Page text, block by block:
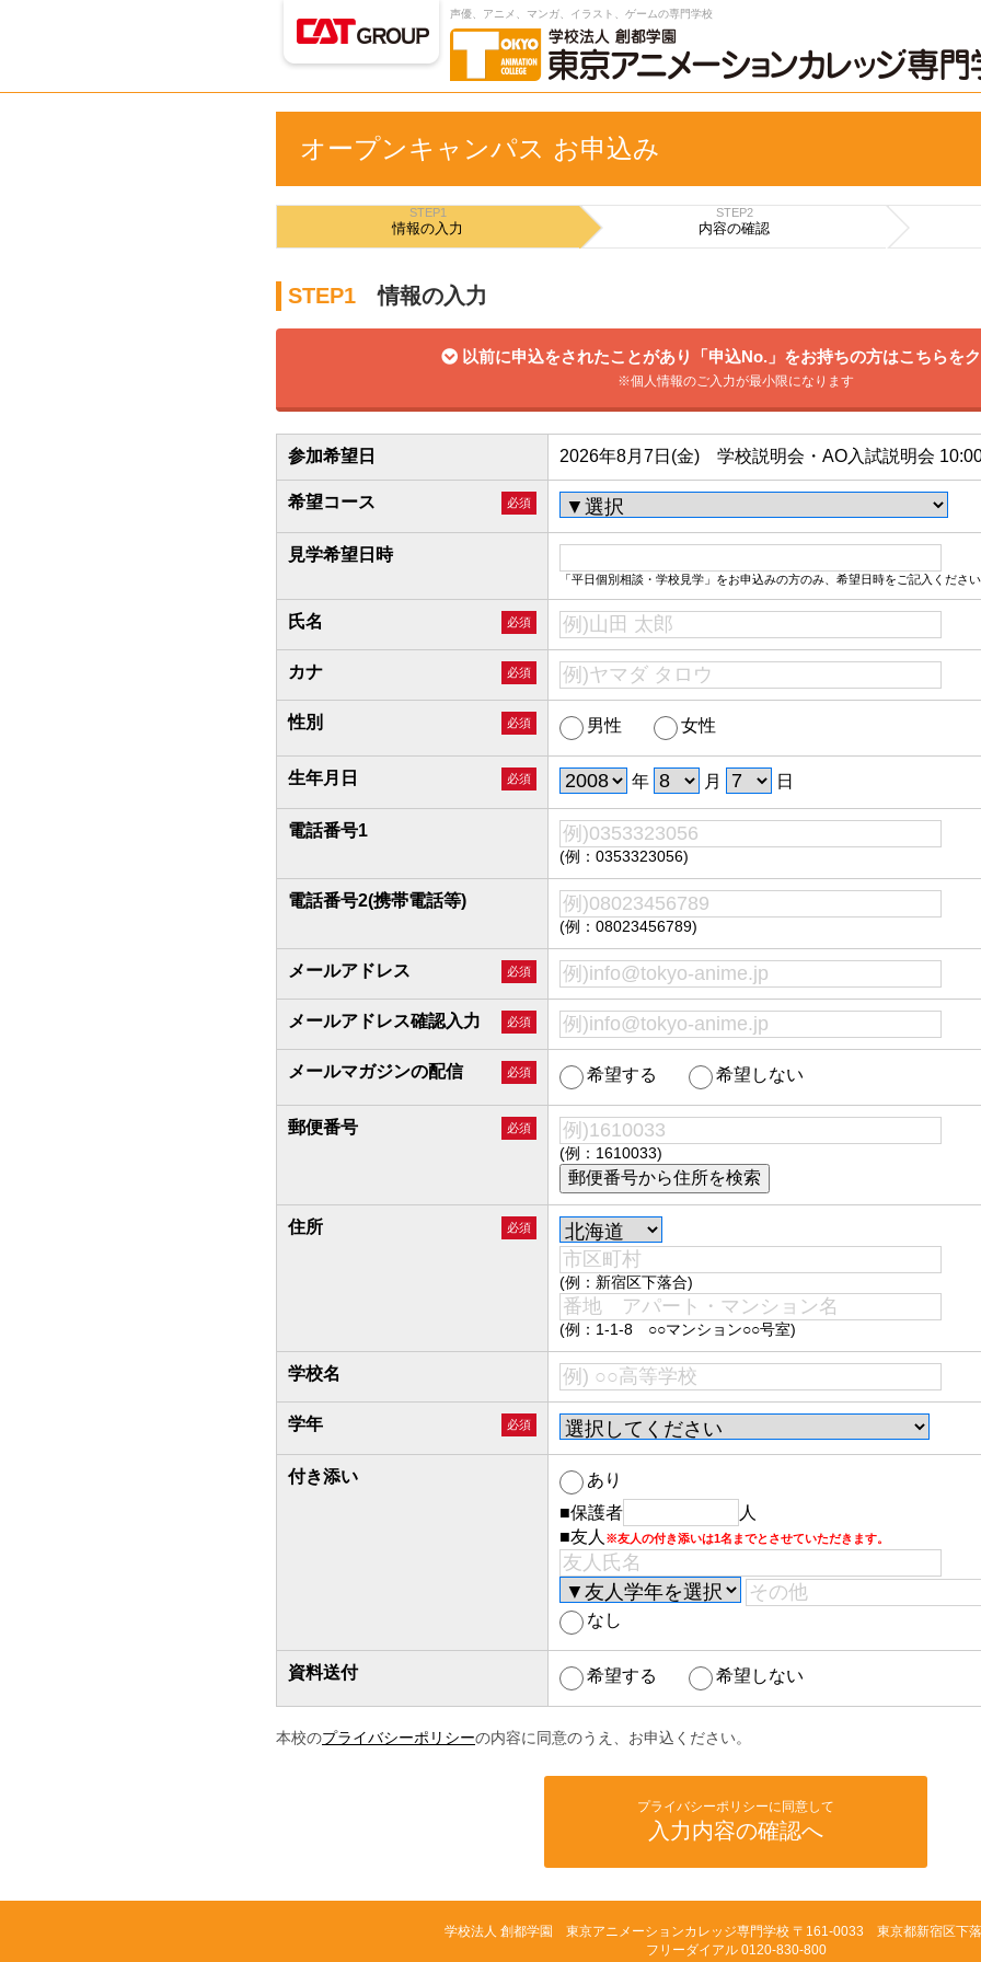
声優、アニメ、マンガ、イラスト、ゲームの専門学校
オープンキャンパス お申込み
STEP1
情報の 入力
STEP2
内容の確認
STEP1 情報の入力
以前に申込をされたことがあり「申込No.」をお持ちの方はこちらを
※個人情報のご入力が最小限になります
参加希望日 2026年8月7日(金) 学校説明会・AO入試説明会
希望コース 必須
見学希望日時
「平日個別相談・学校見学」をお申込みの方のみ、希望日時をご記入くださ
氏名 必須
カナ 必須
性別 必須 男性 女性
生年月日 必須 年 月 日
電話番号1
(例：0353323056)
電話番号2(携帯電話等)
(例：08023456789)
メールアドレス 必須
メールアドレス確認入力 必須
メールマガジンの配信 必須 希望する 希望しない
郵便番号 必須
(例：1610033)
住所 必須
(例：新宿区下落合)
(例：1-1-8 ○○マンション○○号室)
学校名
学年 必須
付き添い
あり
■保護者
人
■友人 ※友人の付き添いは1名までとさせていただきます。
なし
資料送付 希望する 希望しない
本校のプライバシーポリシーの内容に同意のうえ、お申込ください。
プライバシーポリシーに同意して
入力内容の確認へ
学校法人 創都学園 東京アニメーションカレッジ専門学校 〒161-0033 東京都新宿区下
フリーダイアル 0120-830-800